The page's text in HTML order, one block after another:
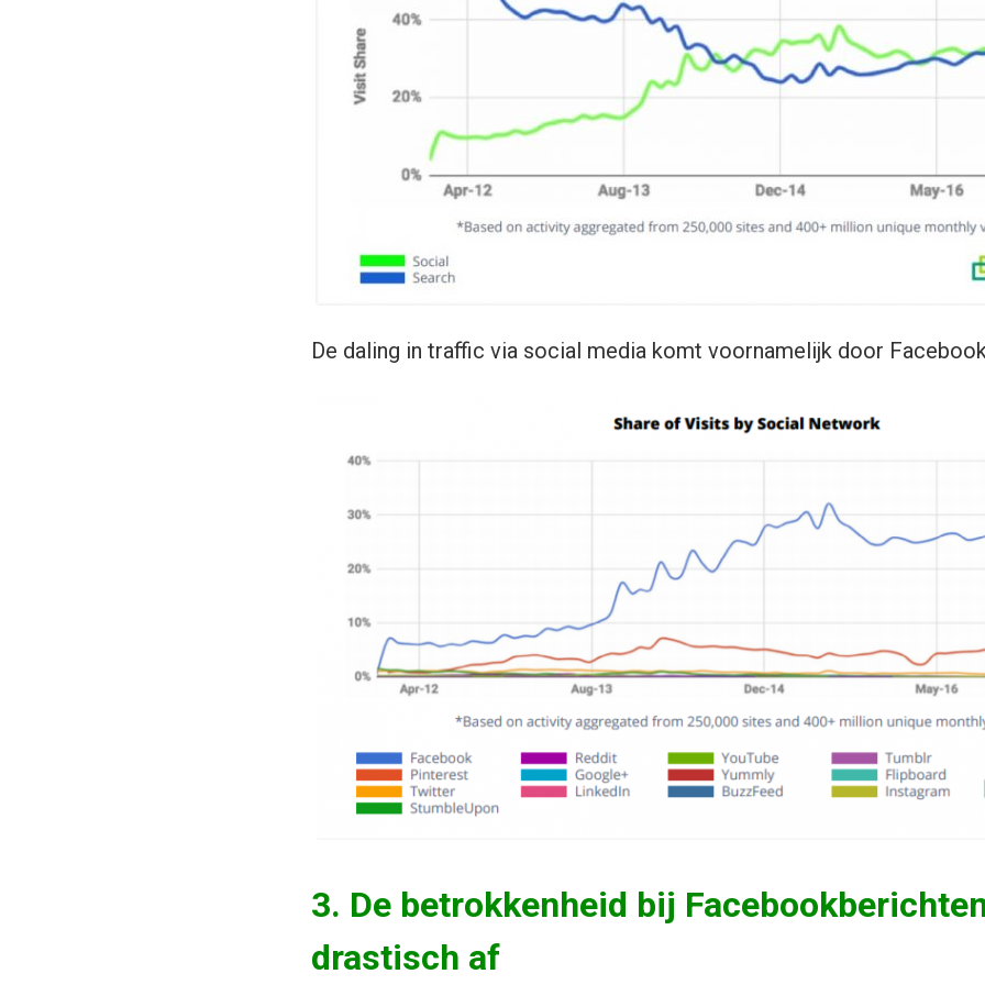
De daling in traffic via social media komt voornamelijk door
3. De betrokkenheid bij
drastisch af